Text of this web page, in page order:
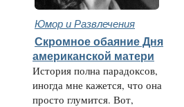
Юмор и Развлечения
Скромное обаяние Дня
американской матери
История полна парадоксов,
иногда мне кажется, что она
просто глумится. Вот,